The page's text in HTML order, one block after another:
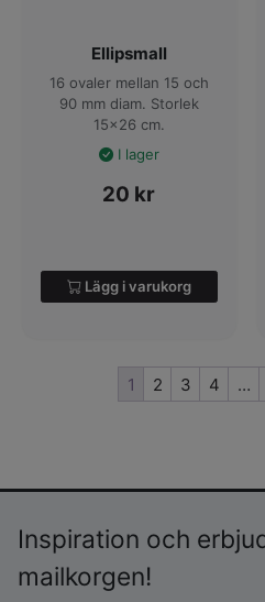
Ellipsmall
16 ovaler mellan 15 och
90 mm diam. Storlek
15x26 cm.
I lager
20 kr
Lägg i varukorg
1 2 3 4 …
Inspiration och
mailkorgen!